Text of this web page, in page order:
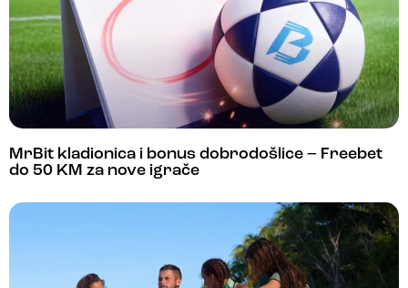
MrBit kladionica i bonus dobrodošlice – Freebet
do 50 KM za nove igrače